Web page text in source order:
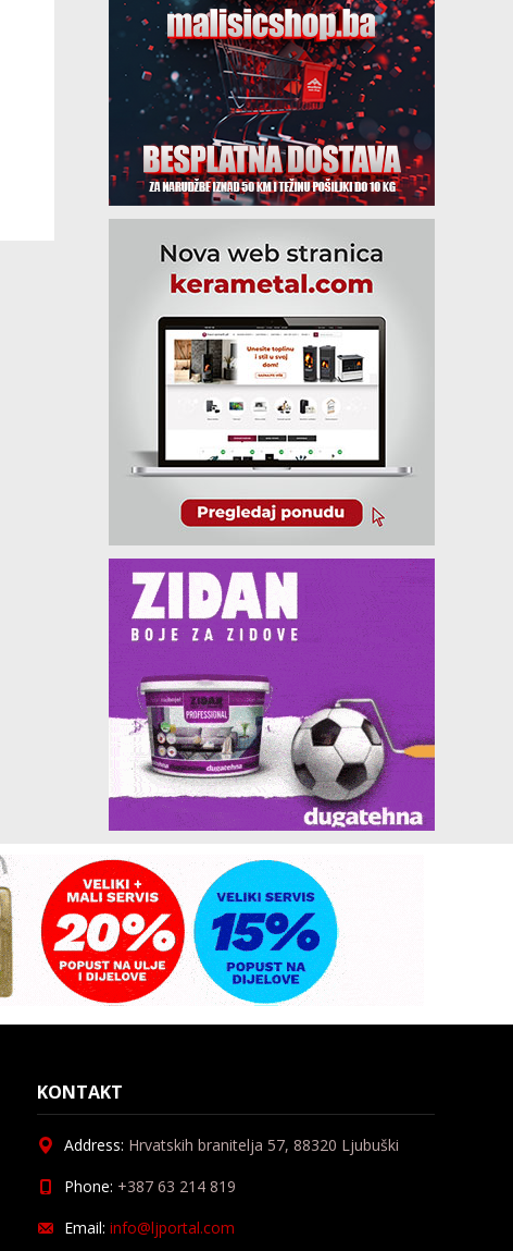
KONTAKT
Address: Hrvatskih branitelja 57, 88320 Ljubuški
Phone: +387 63 214 819
Email: info@ljportal.com